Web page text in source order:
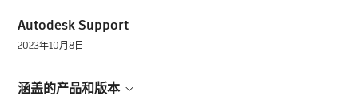
Autodesk Support
2023年10月8日
涵盖的产品和版本